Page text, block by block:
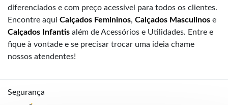
diferenciados e com preço acessível para todos os clientes.
Encontre aqui Calçados Femininos, Calçados Masculinos e
Calçados Infantis além de Acessórios e Utilidades. Entre e
fique à vontade e se precisar trocar uma ideia chame
nossos atendentes!
Segurança